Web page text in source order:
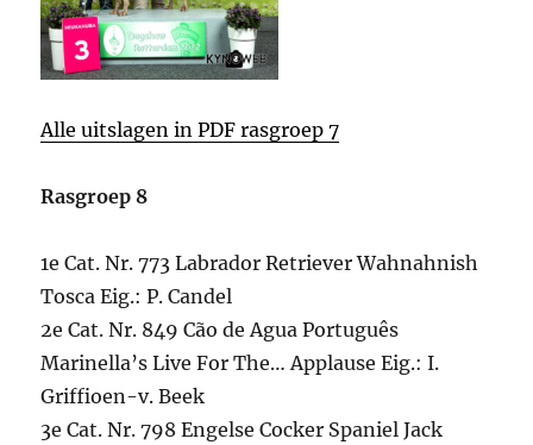
Alle uitslagen in PDF rasgroep 7
Rasgroep 8
1e Cat. Nr. 773 Labrador Retriever Wahnahnish
Tosca Eig.: P. Candel
2e Cat. Nr. 849 Cão de Agua Português
Marinella’s Live For The… Applause Eig.: I.
Griffioen-v. Beek
3e Cat. Nr. 798 Engelse Cocker Spaniel Jack